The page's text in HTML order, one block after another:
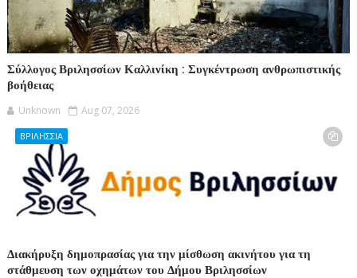
Σύλλογος Βριλησσίων Καλλινίκη : Συγκέντρωση ανθρωπιστικής
βοήθειας
Unknown Aug 07, 2026
ΒΡΙΛΗΣΣΙΑ
Διακήρυξη δημοπρασίας για την μίσθωση ακινήτου για τη
στάθμευση των οχημάτων του Δήμου Βριλησσίων